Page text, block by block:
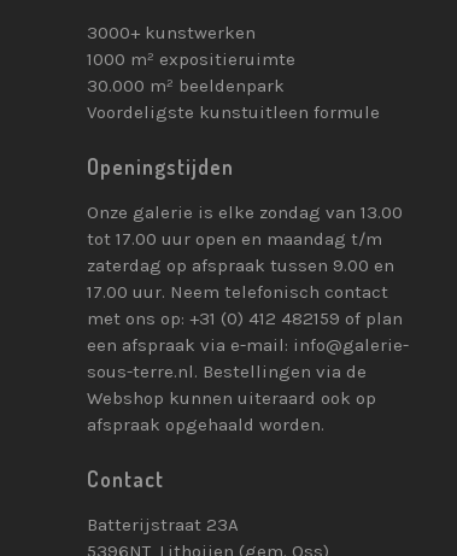
3000+ kunstwerken
1000 m² expositieruimte
30.000 m² beeldenpark
Voordeligste kunstuitleen formule
Openingstijden
Onze galerie is elke zondag van 13.00
tot 17.00 uur open en maandag t/m
zaterdag op afspraak tussen 9.00 en
17.00 uur. Neem telefonisch contact
met ons op: +31 (0) 412 482159 of plan
een afspraak via e-mail: info@galerie-
sous-terre.nl. Bestellingen via de
Webshop kunnen uiteraard ook op
afspraak opgehaald worden.
Contact
Batterijstraat 23A
5396NT, Lithoijen (gem. Oss)